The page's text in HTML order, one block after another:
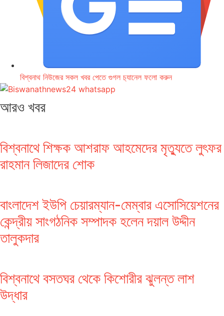
বিশ্বনাথ নিউজের সকল খবর পেতে গুগল চ‌্যানেল ফলো করুন
আরও খবর
বিশ্বনাথে শিক্ষক আশরাফ আহমেদের মৃত্যুতে লুৎফর
রাহমান লিজাদের শোক
বাংলাদেশ ইউপি চেয়ারম্যান-মেম্বার এসোসিয়েশনের
কেন্দ্রীয় সাংগঠনিক সম্পাদক হলেন দয়াল উদ্দীন
তালুকদার
বিশ্বনাথে বসতঘর থেকে কিশোরীর ঝুলন্ত লাশ
উদ্ধার